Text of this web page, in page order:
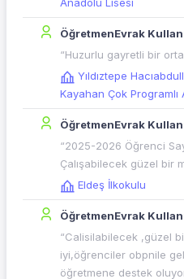
ÖğretmenEvrak
“Huzurlu gayretli bir
Yıldıztepe
Kayahan Çok Programlı
ÖğretmenEvrak
“2025-2026 Öğrenci
Çalışabilecek güzel bir
Eldeş İlkokulu
ÖğretmenEvrak
“Calisilabilecek ,güzel
iyi,öğrenciler obpnile
öğretmene destek